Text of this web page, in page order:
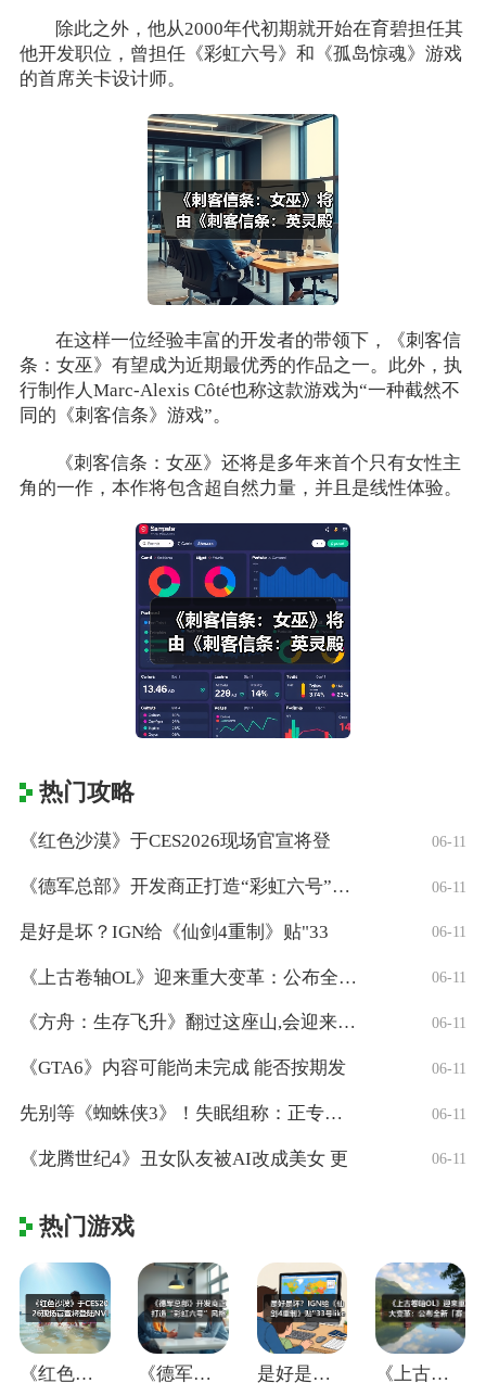
除此之外，他从2000年代初期就开始在育碧担任其
他开发职位，曾担任《彩虹六号》和《孤岛惊魂》游戏
的首席关卡设计师。
在这样一位经验丰富的开发者的带领下，《刺客信
条：女巫》有望成为近期最优秀的作品之一。此外，执
行制作人Marc-Alexis Côté也称这款游戏为“一种截然不
同的《刺客信条》游戏”。
《刺客信条：女巫》还将是多年来首个只有女性主
角的一作，本作将包含超自然力量，并且是线性体验。
热门攻略
《红色沙漠》于CES2026现场官宣将登 06-11
《德军总部》开发商正打造“彩虹六号”风格 06-11
是好是坏？IGN给《仙剑4重制》贴"33 06-11
《上古卷轴OL》迎来重大变革：公布全新「 06-11
《方舟：生存飞升》翻过这座山,会迎来真正 06-11
《GTA6》内容可能尚未完成 能否按期发 06-11
先别等《蜘蛛侠3》！失眠组称：正专注打造 06-11
《龙腾世纪4》丑女队友被AI改成美女 更 06-11
热门游戏
《红色沙漠》于CES2026现场官宣将登 《德军总部》开发商正打造“彩虹六号”风格 是好是坏？IGN给《仙剑4重制》贴"33 《上古卷轴OL》迎来重大变革：公布全新「